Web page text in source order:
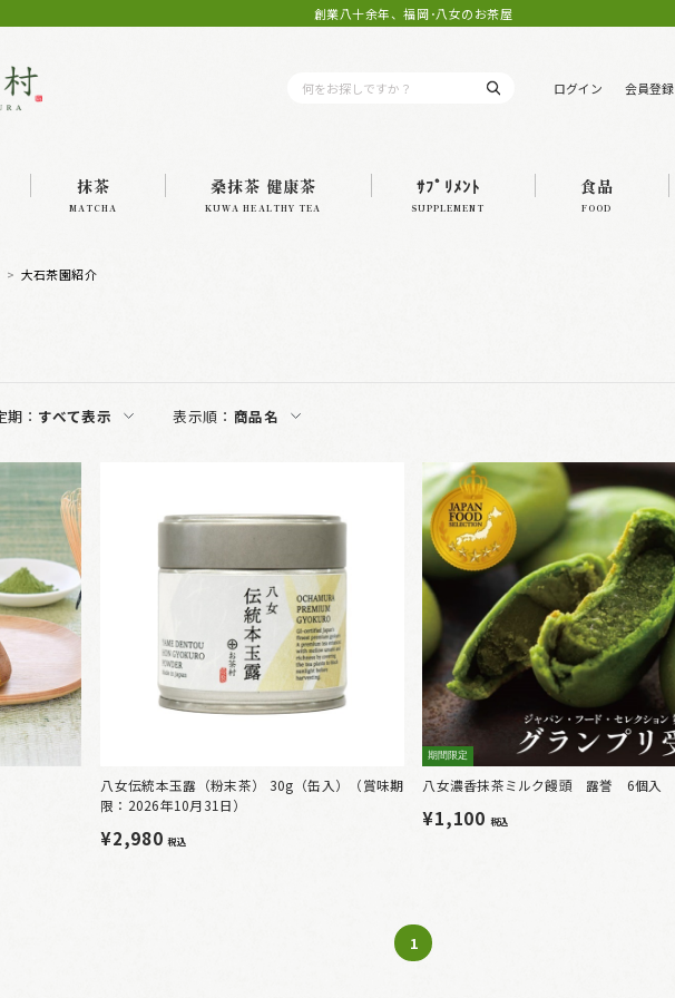
創業八十余年、福岡･八女のお茶屋
ログイン 会員登録
抹茶
MATCHA
桑抹茶 健康茶
KUWA HEALTHY TEA
ｻﾌﾟﾘﾒﾝﾄ
SUPPLEMENT
食品
FOOD
大石茶園紹介
： すべて表示 表示順： 商品名
八女伝統本玉露（粉末茶） 30g（缶入）（賞味期
限：2026年10月31日）
¥2,980税込
期間限定
八女濃香抹茶ミルク饅頭 露誉 6個入
¥1,100 税込
1